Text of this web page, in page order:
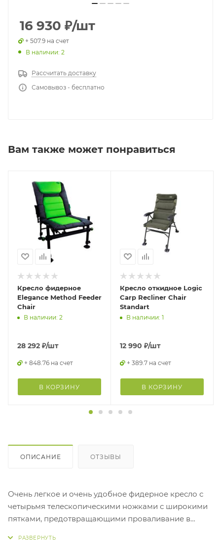
16 930 ₽/шт
+ 507.9 на счет
В наличии: 2
Рассчитать доставку
Самовывоз - бесплатно
Вам также может понравиться
Кресло фидерное
Elegance Method Feeder
Chair
В наличии: 2
28 292 ₽/шт
+ 848.76 на счет
В КОРЗИНУ
Кресло откидное Logic
Carp Recliner Chair
Standart
В наличии: 1
12 990 ₽/шт
+ 389.7 на счет
В КОРЗИНУ
ОПИСАНИЕ ОТЗЫВЫ
Очень легкое и очень удобное фидерное кресло с
четырьмя телескопическими ножками с широкими
пятками, предотвращающими проваливание в